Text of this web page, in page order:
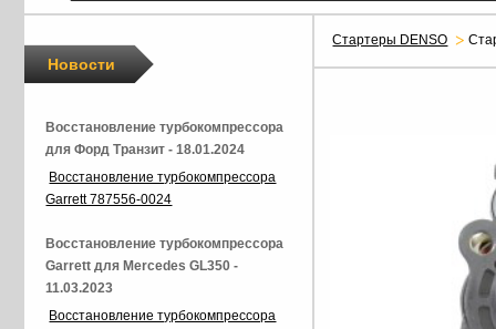
Стартеры DENSO
Новости
Восстановление турбокомпрессора
для Форд Транзит - 18.01.2024
Восстановление турбокомпрессора
Garrett 787556-0024
Восстановление турбокомпрессора
Garrett для Mercedes GL350 -
11.03.2023
Восстановление турбокомпрессора